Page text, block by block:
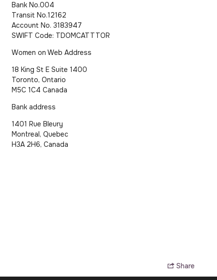
Bank No.004
Transit No.12162
Account No. 3183947
SWIFT Code: TDOMCATTTOR
Women on Web Address
18 King St E Suite 1400
Toronto, Ontario
M5C 1C4 Canada
Bank address
1401 Rue Bleury
Montreal, Quebec
H3A 2H6, Canada
Share